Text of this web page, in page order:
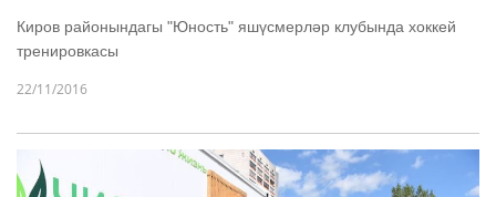
Киров районындагы "Юность" яшүсмерләр клубында хоккей
тренировкасы
22/11/2016